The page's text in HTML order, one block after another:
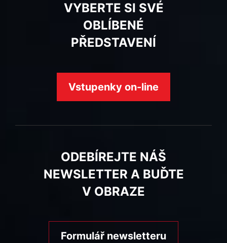
VYBERTE SI SVÉ
OBLÍBENÉ
PŘEDSTAVENÍ
Vstupenky on-line
ODEBÍREJTE NÁŠ
NEWSLETTER A BUĎTE
V OBRAZE
Formulář newsletteru